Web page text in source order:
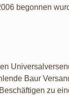
begonnen
Baur
zu